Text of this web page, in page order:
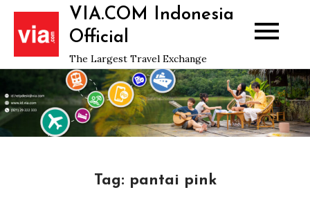
Skip
content
VIA.COM Indonesia
Official
The Largest Travel Exchange
Tag: pantai pink